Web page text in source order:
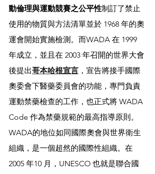
動倫理與運動競賽之公平性制訂了禁止
使用的物質與方法清單並於 1968 年的奧
運會開始實施檢測。而WADA 在 1999
年成立，並且在 2003 年召開的世界大會
後提出哥本哈根宣言 ，宣告將接手國際
奧委會下醫藥委員會的功能，專門負責
運動禁藥檢查的工作，也正式將 WADA
Code 作為禁藥規範的最高指導原則。
WADA的地位如同國際奧會與世界衛生
組織，是一個超然的國際性組織。在
2005 年10 月，UNESCO 也就是聯合國